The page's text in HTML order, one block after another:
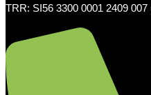
TRR: SI56 3300 0001 2409